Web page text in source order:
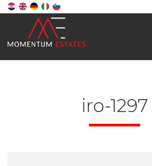
iro-1297